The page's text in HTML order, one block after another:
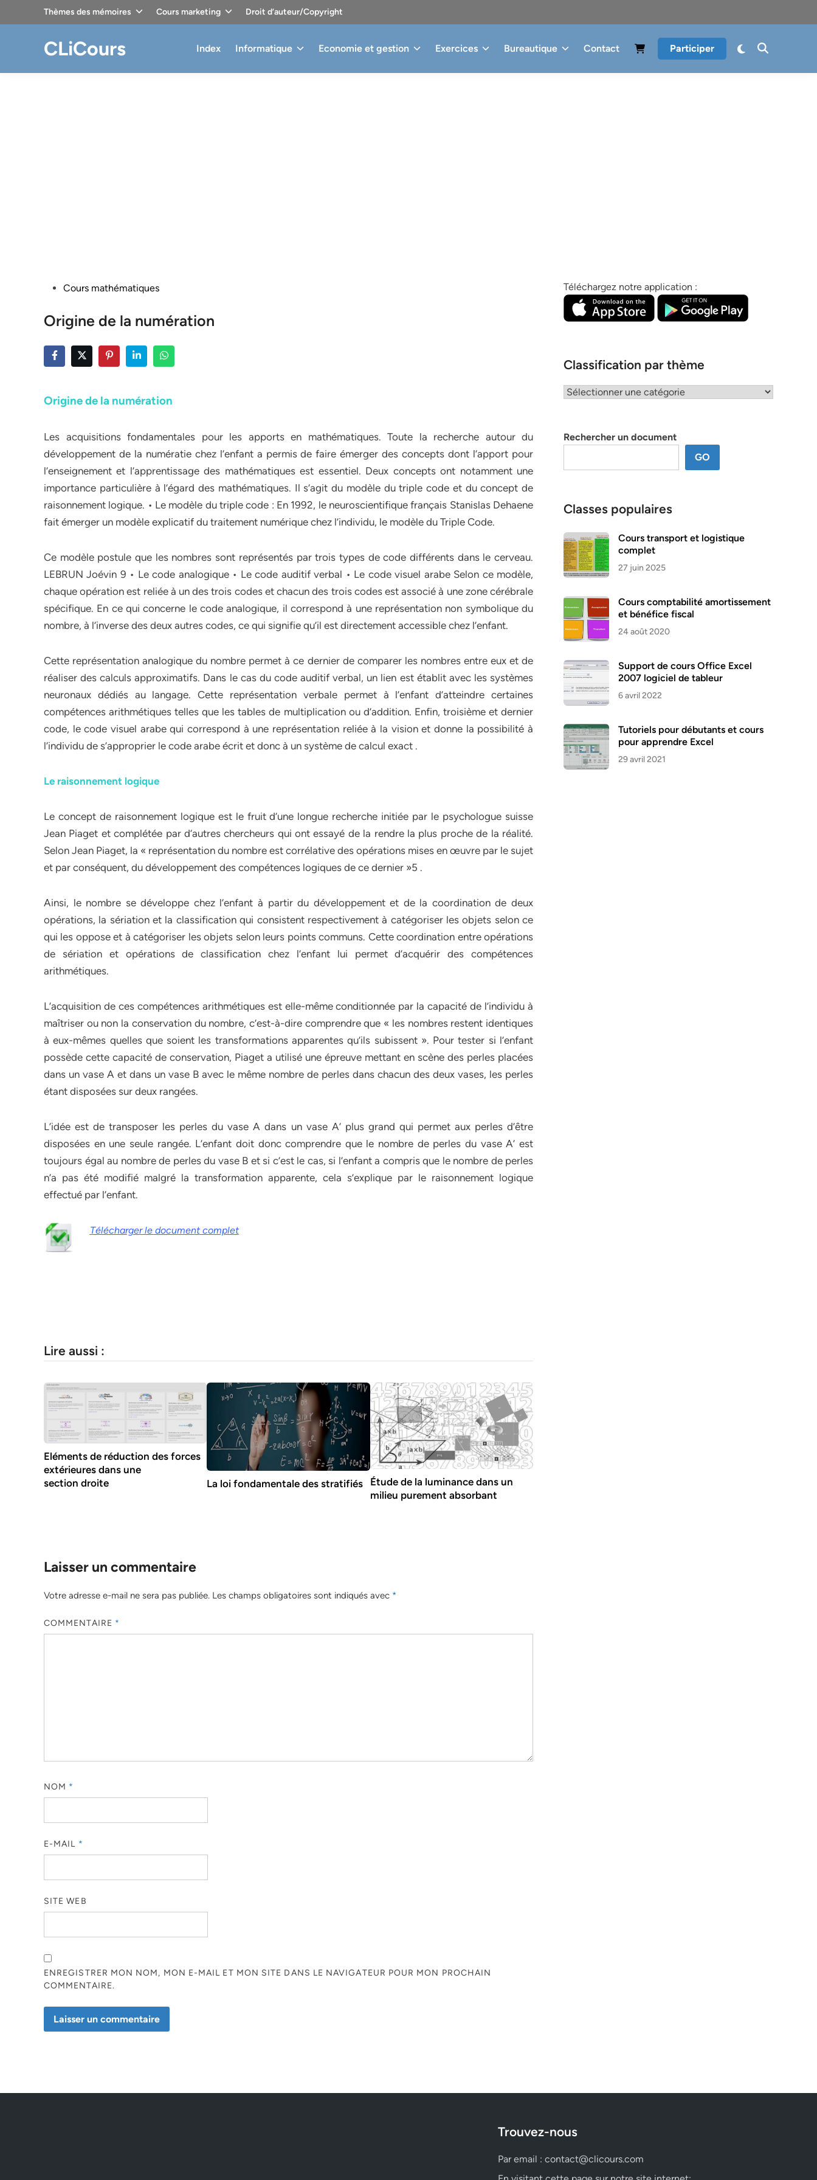
Thèmes des mémoires Cours marketing Droit d’auteur/Copyright
CLiCours Index Informatique Economie et gestion Exercices Bureautique Contact Participer
PostedCours mathématiques
Origine de la numération
Origine de la numération
Les acquisitions fondamentales pour les apports en mathématiques. Toute la recherche autour du
développement de la numératie chez l’enfant a permis de faire émerger des concepts dont l’apport pour
l’enseignement et l’apprentissage des mathématiques est essentiel. Deux concepts ont notamment une
importance particulière à l’égard des mathématiques. Il s’agit du modèle du triple code et du concept de
raisonnement logique. • Le modèle du triple code : En 1992, le neuroscientifique français Stanislas Dehaene
fait émerger un modèle explicatif du traitement numérique chez l’individu, le modèle du Triple Code.
Ce modèle postule que les nombres sont représentés par trois types de code différents dans le cerveau.
LEBRUN Joévin 9 • Le code analogique • Le code auditif verbal • Le code visuel arabe Selon ce modèle,
chaque opération est reliée à un des trois codes et chacun des trois codes est associé à une zone cérébrale
spécifique. En ce qui concerne le code analogique, il correspond à une représentation non symbolique du
nombre, à l’inverse des deux autres codes, ce qui signifie qu’il est directement accessible chez l’enfant.
Cette représentation analogique du nombre permet à ce dernier de comparer les nombres entre eux et de
réaliser des calculs approximatifs. Dans le cas du code auditif verbal, un lien est établit avec les systèmes
neuronaux dédiés au langage. Cette représentation verbale permet à l’enfant d’atteindre certaines
compétences arithmétiques telles que les tables de multiplication ou d’addition. Enfin, troisième et dernier
code, le code visuel arabe qui correspond à une représentation reliée à la vision et donne la possibilité à
l’individu de s’approprier le code arabe écrit et donc à un système de calcul exact .
Le raisonnement logique
Le concept de raisonnement logique est le fruit d’une longue recherche initiée par le psychologue suisse
Jean Piaget et complétée par d’autres chercheurs qui ont essayé de la rendre la plus proche de la réalité.
Selon Jean Piaget, la « représentation du nombre est corrélative des opérations mises en œuvre par le sujet
et par conséquent, du développement des compétences logiques de ce dernier »5 .
Ainsi, le nombre se développe chez l’enfant à partir du développement et de la coordination de deux
opérations, la sériation et la classification qui consistent respectivement à catégoriser les objets selon ce
qui les oppose et à catégoriser les objets selon leurs points communs. Cette coordination entre opérations
de sériation et opérations de classification chez l’enfant lui permet d’acquérir des compétences
arithmétiques.
L’acquisition de ces compétences arithmétiques est elle-même conditionnée par la capacité de l’individu à
maîtriser ou non la conservation du nombre, c’est-à-dire comprendre que « les nombres restent identiques
à eux-mêmes quelles que soient les transformations apparentes qu’ils subissent ». Pour tester si l’enfant
possède cette capacité de conservation, Piaget a utilisé une épreuve mettant en scène des perles placées
dans un vase A et dans un vase B avec le même nombre de perles dans chacun des deux vases, les perles
étant disposées sur deux rangées.
L’idée est de transposer les perles du vase A dans un vase A’ plus grand qui permet aux perles d’être
disposées en une seule rangée. L’enfant doit donc comprendre que le nombre de perles du vase A’ est
toujours égal au nombre de perles du vase B et si c’est le cas, si l’enfant a compris que le nombre de perles
n’a pas été modifié malgré la transformation apparente, cela s’explique par le raisonnement logique
effectué par l’enfant.
Télécharger le document complet
Lire aussi :
Eléments de réduction des forces
extérieures dans une
section droite
La loi fondamentale des stratifiés
Étude de la luminance dans un
milieu purement absorbant
Laisser un commentaire
Votre adresse e-mail ne sera pas publiée. Les champs obligatoires sont indiqués avec *
COMMENTAIRE *
NOM *
E-MAIL *
SITE WEB
ENREGISTRER MON NOM, MON E-MAIL ET MON SITE DANS LE NAVIGATEUR POUR MON PROCHAIN
COMMENTAIRE.
Téléchargez notre application :
Classification par thème
Classification
Rechercher un document
GO
Classes populaires
Cours transport et logistique
complet
27 juin 2025
Cours comptabilité amortissement
et bénéfice fiscal
24 août 2020
Support de cours Office Excel
2007 logiciel de tableur
6 avril 2022
Tutoriels pour débutants et cours
pour apprendre Excel
29 avril 2021
Trouvez-nous
Par email : contact@clicours.com